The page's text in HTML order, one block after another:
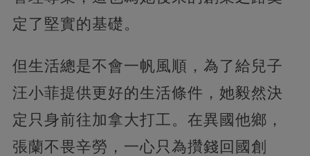
定了堅實的基礎。
但生活總是不會一帆風順，為了給兒子
汪小菲提供更好的生活條件，她毅然決
定只身前往加拿大打工。在異國他鄉，
張蘭不畏辛勞，一心只為攢錢回國創